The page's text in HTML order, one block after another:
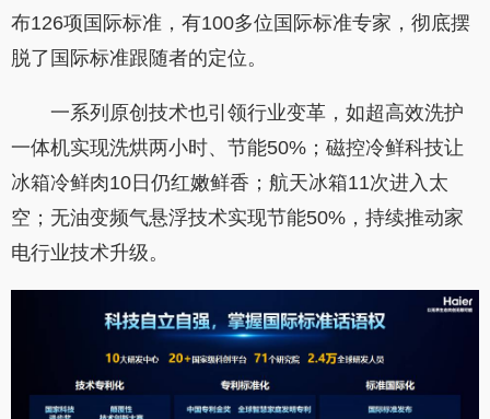
布126项国际标准，有100多位国际标准专家，彻底摆
脱了国际标准跟随者的定位。
一系列原创技术也引领行业变革，如超高效洗护
一体机实现洗烘两小时、节能50%；磁控冷鲜科技让
冰箱冷鲜肉10日仍红嫩鲜香；航天冰箱11次进入太
空；无油变频气悬浮技术实现节能50%，持续推动家
电行业技术升级。